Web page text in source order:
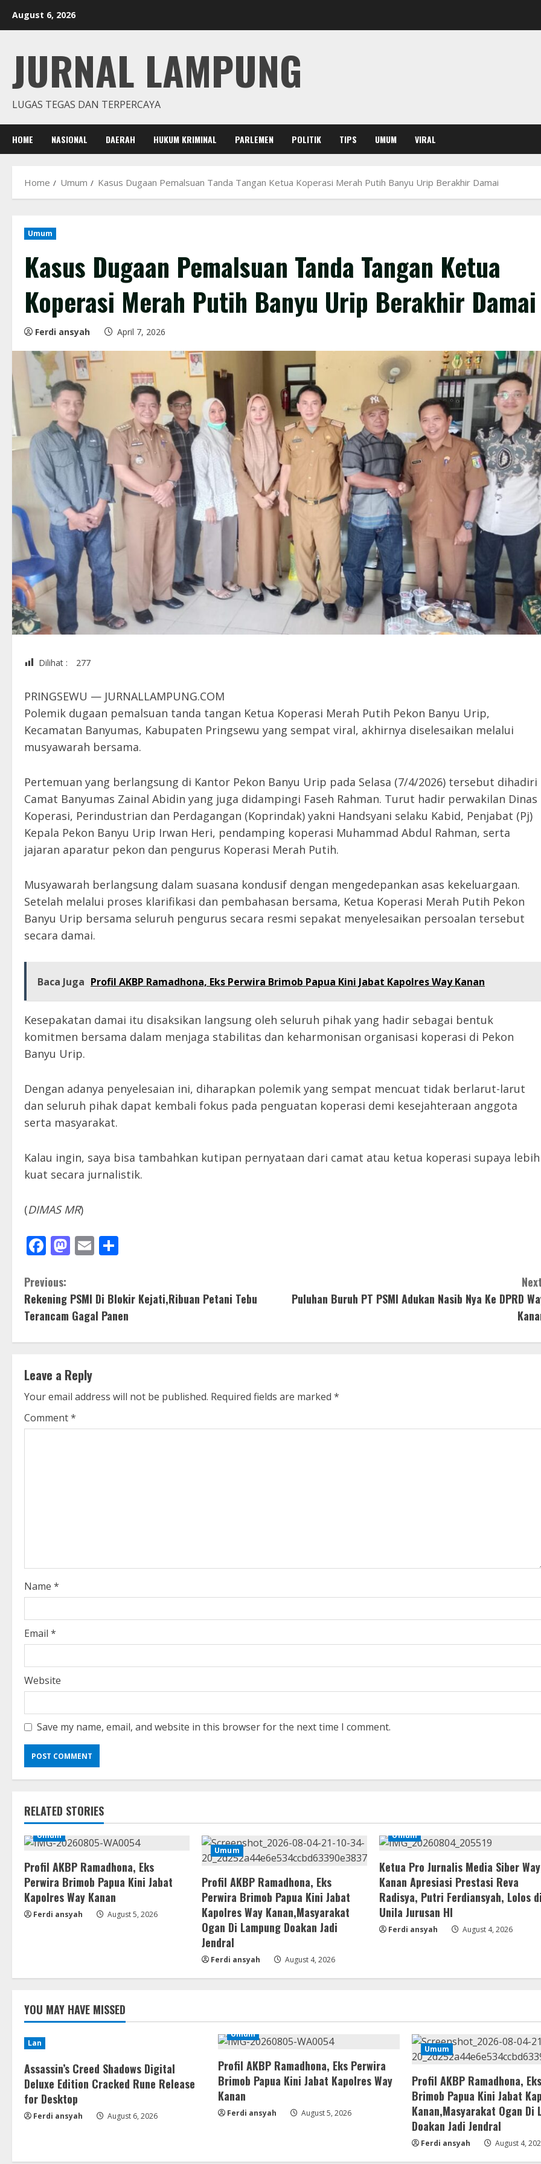
August 6, 2026
JURNAL LAMPUNG
LUGAS TEGAS DAN TERPERCAYA
HOME NASIONAL DAERAH HUKUM KRIMINAL PARLEMEN POLITIK TIPS UMUM VIRAL
Home Umum Kasus Dugaan Pemalsuan Tanda Tangan Ketua Koperasi Merah Putih Banyu Urip Berakhir Damai
Umum
Kasus Dugaan Pemalsuan Tanda Tangan Ketua
Koperasi Merah Putih Banyu Urip Berakhir Damai
Ferdi ansyah April 7, 2026
Dilihat : 277
PRINGSEWU — JURNALLAMPUNG.COM
Polemik dugaan pemalsuan tanda tangan Ketua Koperasi Merah Putih Pekon Banyu Urip,
Kecamatan Banyumas, Kabupaten Pringsewu yang sempat viral, akhirnya diselesaikan melalui
musyawarah bersama.
Pertemuan yang berlangsung di Kantor Pekon Banyu Urip pada Selasa (7/4/2026) tersebut dihadiri
Camat Banyumas Zainal Abidin yang juga didampingi Faseh Rahman. Turut hadir perwakilan Dinas
Koperasi, Perindustrian dan Perdagangan (Koprindak) yakni Handsyani selaku Kabid, Penjabat (Pj)
Kepala Pekon Banyu Urip Irwan Heri, pendamping koperasi Muhammad Abdul Rahman, serta
jajaran aparatur pekon dan pengurus Koperasi Merah Putih.
Musyawarah berlangsung dalam suasana kondusif dengan mengedepankan asas kekeluargaan.
Setelah melalui proses klarifikasi dan pembahasan bersama, Ketua Koperasi Merah Putih Pekon
Banyu Urip bersama seluruh pengurus secara resmi sepakat menyelesaikan persoalan tersebut
secara damai.
Baca Juga Profil AKBP Ramadhona, Eks Perwira Brimob Papua Kini Jabat Kapolres Way Kanan
Kesepakatan damai itu disaksikan langsung oleh seluruh pihak yang hadir sebagai bentuk
komitmen bersama dalam menjaga stabilitas dan keharmonisan organisasi koperasi di Pekon
Banyu Urip.
Dengan adanya penyelesaian ini, diharapkan polemik yang sempat mencuat tidak berlarut-larut
dan seluruh pihak dapat kembali fokus pada penguatan koperasi demi kesejahteraan anggota
serta masyarakat.
Kalau ingin, saya bisa tambahkan kutipan pernyataan dari camat atau ketua koperasi supaya lebih
kuat secara jurnalistik.
(DIMAS MR)
Facebook
Mastodon
Email
C
o
n
i
n
u
d
i
n
g
Previous:
Rekening PSMI Di Blokir Kejati,Ribuan Petani Tebu
Terancam Gagal Panen
Puluhan Buruh PT PSMI Adukan Nasib Nya Ke DPRD
Leave a Reply
Your email address will not be published. Required fields are marked *
Comment*
Name *
Email *
Website
Save my name, email, and website in this browser for the next time I comment.
RELATED STORIES
Umum
Profil AKBP Ramadhona, Eks
Perwira Brimob Papua Kini Jabat
Kapolres Way Kanan
Ferdi ansyah August 5, 2026
Umum
Profil AKBP Ramadhona, Eks
Perwira Brimob Papua Kini Jabat
Kapolres Way Kanan,Masyarakat
Ogan Di Lampung Doakan Jadi
Jendral
Ferdi ansyah August 4, 2026
Umum
Ketua Pro Jurnalis Media Siber Way
Kanan Apresiasi Prestasi Reva
Radisya, Putri Ferdiansyah, Lolos di
Unila Jurusan HI
Ferdi ansyah August 4, 2026
YOU MAY HAVE MISSED
Lan
Assassin’s Creed Shadows Digital
Deluxe Edition Cracked Rune Release
for Desktop
Ferdi ansyah August 6, 2026
Umum
Profil AKBP Ramadhona, Eks Perwira
Brimob Papua Kini Jabat Kapolres Way
Kanan
Ferdi ansyah August 5, 2026
Umum
Profil AKBP Ramadhona,
Brimob Papua Kini Jabat
Kanan,Masyarakat Ogan Di
Doakan Jadi Jendral
Ferdi ansyah August 4,